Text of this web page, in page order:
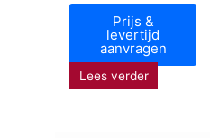
Prijs &
levertijd
aanvragen
Lees verder